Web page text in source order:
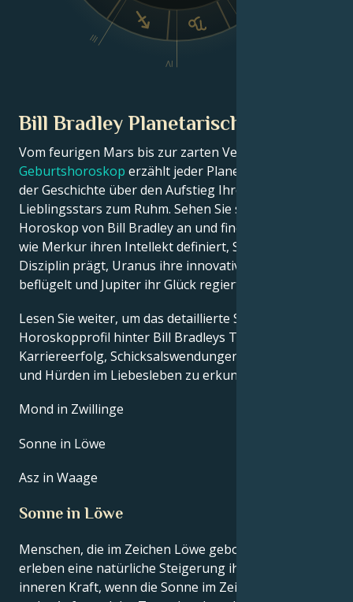
III
IV
Bill Bradley Planetarische Position
Vom feurigen Mars bis zur zarten Venus – in diesem
Geburtshoroskop erzählt jeder Planet seinen Teil
der Geschichte über den Aufstieg Ihres
Lieblingsstars zum Ruhm. Sehen Sie sich das Astro-
Horoskop von Bill Bradley an und finden Sie heraus,
wie Merkur ihren Intellekt definiert, Saturn ihre
Disziplin prägt, Uranus ihre innovativen Ideen
beflügelt und Jupiter ihr Glück regiert.
Lesen Sie weiter, um das detaillierte Sternzeichen-
Horoskopprofil hinter Bill Bradleys Talent, Charisma,
Karriereerfolg, Schicksalswendungen, Lebensweg
und Hürden im Liebesleben zu erkunden.
Mond in Zwillinge
Sonne in Löwe
Asz in Waage
Sonne in Löwe
Menschen, die im Zeichen Löwe geboren sind,
erleben eine natürliche Steigerung ihrer eigenen
inneren Kraft, wenn die Sonne im Zeichen Löwe